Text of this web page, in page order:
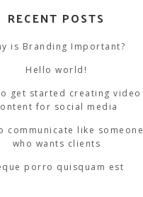
RECENT POSTS
is Branding Important?
Hello world!
get started creating video
for social media
communicate like someone
who wants clients
porro quisquam est